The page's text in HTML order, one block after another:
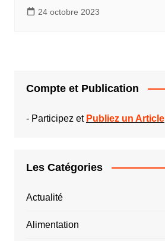
24 octobre 2023
Compte et Publication
- Participez et Publiez un Article
Les Catégories
Actualité
Alimentation